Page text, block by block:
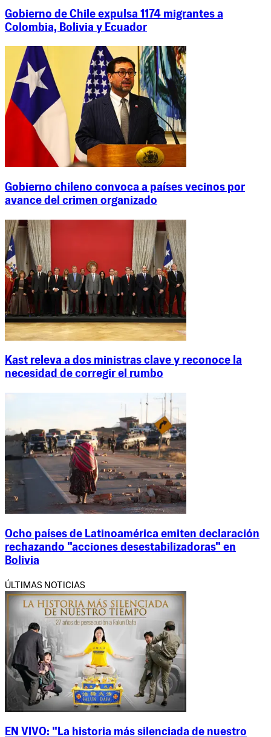
Gobierno de Chile expulsa 1174 migrantes a
Colombia, Bolivia y Ecuador
Gobierno chileno convoca a países vecinos por
avance del crimen organizado
Kast releva a dos ministras clave y reconoce la
necesidad de corregir el rumbo
Ocho países de Latinoamérica emiten declaración
rechazando "acciones desestabilizadoras" en
Bolivia
ÚLTIMAS NOTICIAS
EN VIVO: "La historia más silenciada de nuestro